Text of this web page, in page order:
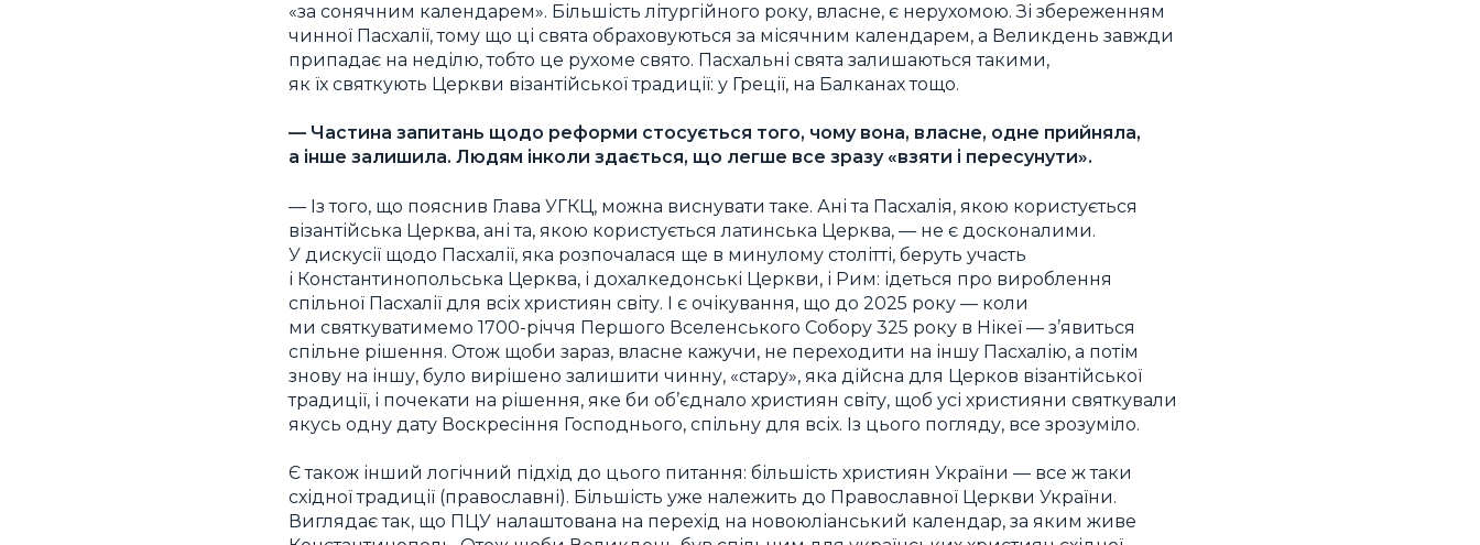
«за сонячним календарем». Більшість літургійного року, власне, є нерухомою. Зі збереженням
чинної Пасхалії, тому що ці свята обраховуються за місячним календарем, а Великдень завжди
припадає на неділю, тобто це рухоме свято. Пасхальні свята залишаються такими,
як їх святкують Церкви візантійської традиції: у Греції, на Балканах тощо.
— Частина запитань щодо реформи стосується того, чому вона, власне, одне прийняла,
а інше залишила. Людям інколи здається, що легше все зразу «взяти і пересунути».
— Із того, що пояснив Глава УГКЦ, можна виснувати таке. Ані та Пасхалія, якою користується
візантійська Церква, ані та, якою користується латинська Церква, — не є досконалими.
У дискусії щодо Пасхалії, яка розпочалася ще в минулому столітті, беруть участь
і Константинопольська Церква, і дохалкедонські Церкви, і Рим: ідеться про вироблення
спільної Пасхалії для всіх християн світу. І є очікування, що до 2025 року — коли
ми святкуватимемо 1700-річчя Першого Вселенського Собору 325 року в Нікеї — з’явиться
спільне рішення. Отож щоби зараз, власне кажучи, не переходити на іншу Пасхалію, а потім
знову на іншу, було вирішено залишити чинну, «стару», яка дійсна для Церков візантійської
традиції, і почекати на рішення, яке би об’єднало християн світу, щоб усі християни святкували
якусь одну дату Воскресіння Господнього, спільну для всіх. Із цього погляду, все зрозуміло.
Є також інший логічний підхід до цього питання: більшість християн України — все ж таки
східної традиції (православні). Більшість уже належить до Православної Церкви України.
Виглядає так, що ПЦУ налаштована на перехід на новоюліанський календар, за яким живе